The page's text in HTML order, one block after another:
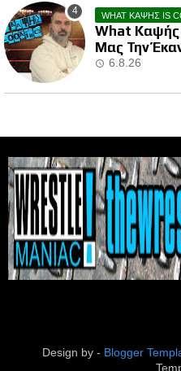
WHAT ΚΑΨΗΣ IS
What Καψής
Μας Την
6.8.26
Design by - Blogger